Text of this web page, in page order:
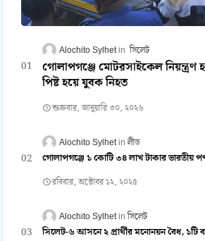
Alochito Sylhet সিলেট
গোলাপগঞ্জে মোটরসাইকেল নিয়ন্ত্রণ
পিষ্ট হয়ে যুবক নিহত
শুক্রবার, জানুয়ারি ৩০, ২০২৬
Alochito Sylhet লীড
গোলাপগঞ্জে ১ কোটি ৩৪ লাখ টাকার
রবিবার, অক্টোবর ১২, ২০২৫
Alochito Sylhet সিলেট
সিলেট-৬ আসনে ২ প্রার্থীর মনোনয়ন বৈধ, ১টি